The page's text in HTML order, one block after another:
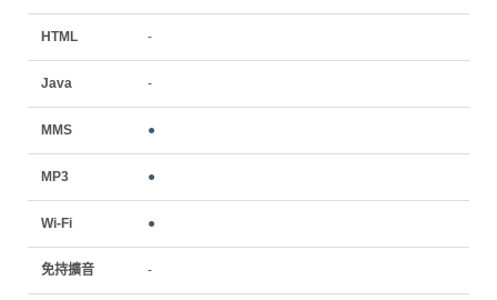
HTML -
Java -
MMS ●
MP3 ●
Wi-Fi ●
免持擴音 -